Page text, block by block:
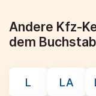
Andere Kfz-
dem
L LA